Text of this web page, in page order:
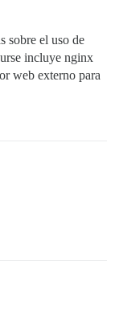
sobre el uso de
incluye nginx
web externo para